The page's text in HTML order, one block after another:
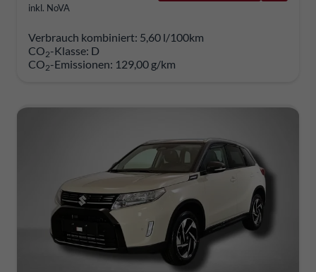
inkl. NoVA
Verbrauch kombiniert: 5,60 l/100km
CO2-Klasse: D
CO2-Emissionen: 129,00 g/km